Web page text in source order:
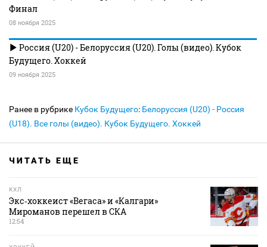
Финал
08 ноября 2025
Россия (U20) - Белоруссия (U20). Голы (видео). Кубок
Будущего. Хоккей
09 ноября 2025
Ранее в рубрике Кубок Будущего: Белоруссия (U20) - Россия
(U18). Все голы (видео). Кубок Будущего. Хоккей
ЧИТАТЬ ЕЩЕ
КХЛ
Экс‑хоккеист «Вегаса» и «Калгари»
Мироманов перешел в СКА
12:54